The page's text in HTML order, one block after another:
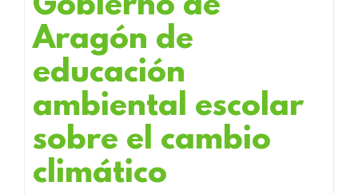
Aragón de
educación
ambiental escolar
sobre el cambio
climático